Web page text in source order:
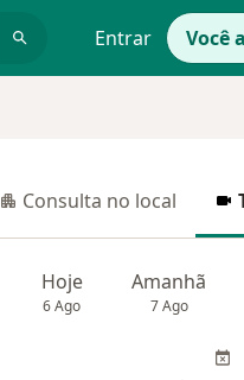
Entrar Você
Consulta no local
Consulta no local
Hoje
6 Ago
Amanhã
7 Ago